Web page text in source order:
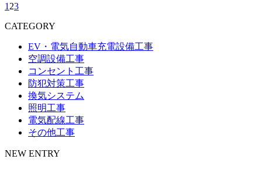
1 23
CATEGORY
EV・電気自動車充電設備工事
空調設備工事
コンセント工事
防犯対策工事
換気システム
照明工事
電気配線工事
その他工事
NEW ENTRY